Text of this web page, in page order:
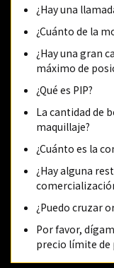
¿Hay una
¿Cuánto de la
¿Hay una gran
máximo de
¿Qué es PIP?
La cantidad de
maquillaje?
¿Cuánto es la
¿Hay alguna
¿Puedo cruzar
Por favor,
precio límite de